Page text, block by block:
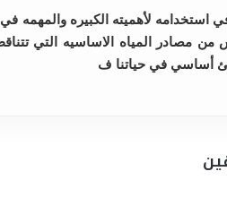
لأهميته الكبيره والمهمه في
مصادر المياه الاساسيه التي
أساسي في حياتنا ف